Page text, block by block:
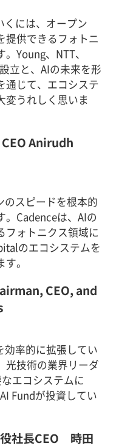
くには、オープン
提供できるフォトニ
Young、NTT、
立と、AIの未来を形
通じて、エコシステ
変うれしく思いま
Anirudh
のスピードを根本的
。Cadenceは、AIの
フォトニクス領域に
のエコシステムを
。
CEO, and
効率的に拡張してい
光技術の業界リーダ
エコシステムに
Fundが投資してい
社長CEO 時田